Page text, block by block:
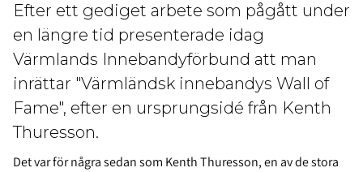
Efter ett gediget arbete som pågått under
en längre tid presenterade idag
Värmlands Innebandyförbund att man
inrättar "Värmländsk innebandys Wall of
Fame", efter en ursprungsidé från Kenth
Thuresson.
Det var för några sedan som Kenth Thuresson, en av de stora